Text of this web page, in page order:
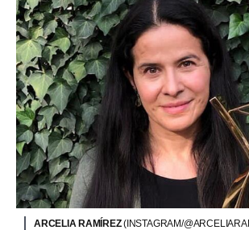
ARCELIA RAMÍREZ(INSTAGRAM/